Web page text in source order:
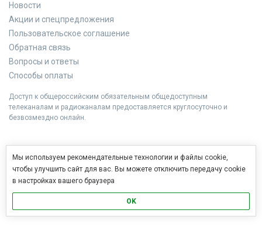
Новости
Акции и спецпредложения
Пользовательское соглашение
Обратная связь
Вопросы и ответы
Способы оплаты
Доступ к общероссийским обязательным общедоступным
телеканалам и радиоканалам предоставляется круглосуточно и
безвозмездно онлайн.
Мы используем рекомендательные технологии и файлы cookie,
чтобы улучшить сайт для вас. Вы можете отключить передачу cookie
в настройках вашего браузера
OK